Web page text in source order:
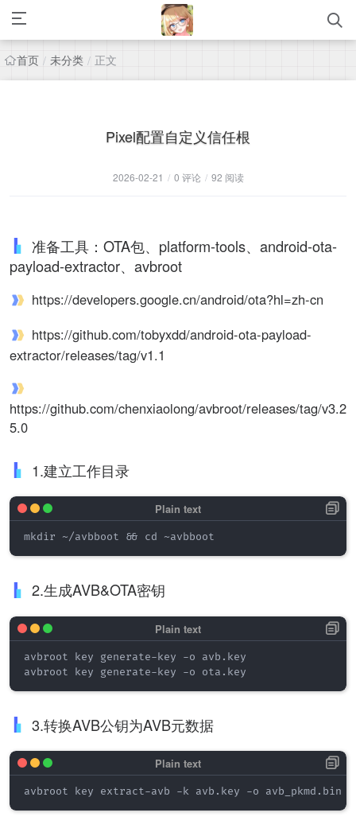
首页 / 未分类 / 正文
Pixel配置自定义信任根
2026-02-21 / 0 评论 / 92 阅读
准备工具：OTA包、platform-tools、android-ota-
payload-extractor、avbroot
https://developers.google.cn/android/ota?hl=zh-cn
https://github.com/tobyxdd/android-ota-payload-
extractor/releases/tag/v1.1
https://github.com/chenxiaolong/avbroot/releases/tag/v3.2
5.0
1.建立工作目录
mkdir ~/avbboot && cd ~avbboot
2.生成AVB&OTA密钥
avbroot key generate-key -o avb.key
avbroot key generate-key -o ota.key
3.转换AVB公钥为AVB元数据
avbroot key extract-avb -k avb.key -o avb_pkmd.bin